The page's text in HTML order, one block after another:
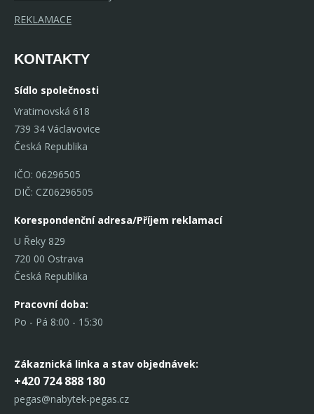
REKLAMACE
KONTAKTY
Sídlo společnosti
Vratimovská 618
739 34 Václavovice
Česká Republika
IČO: 06296505
DIČ: CZ06296505
Korespondenční adresa/Příjem reklamací
U Řeky 829
720 00 Ostrava
Česká Republika
Pracovní doba:
Po - Pá 8:00 - 15:30
Zákaznická linka a stav objednávek:
+420 724 888 180
pegas@nabytek-pegas.cz